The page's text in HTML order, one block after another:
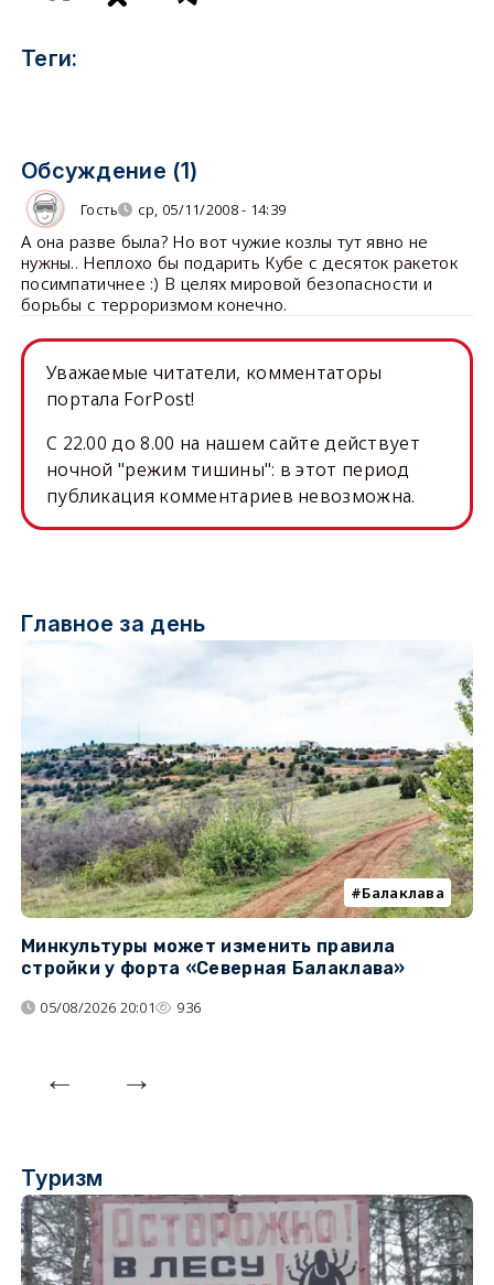
Теги:
Обсуждение (1)
Гость ср, 05/11/2008 - 14:39
А она разве была? Но вот чужие козлы тут явно не
нужны.. Неплохо бы подарить Кубе с десяток ракеток
посимпатичнее :) В целях мировой безопасности и
борьбы с терроризмом конечно.
Уважаемые читатели, комментаторы
портала ForPost!
C 22.00 до 8.00 на нашем сайте действует
ночной "режим тишины": в этот период
публикация комментариев невозможна.
Главное за день
Балаклава
Минкультуры может изменить правила
стройки у форта «Северная Балаклава»
05/08/2026 20:01 936
Туризм